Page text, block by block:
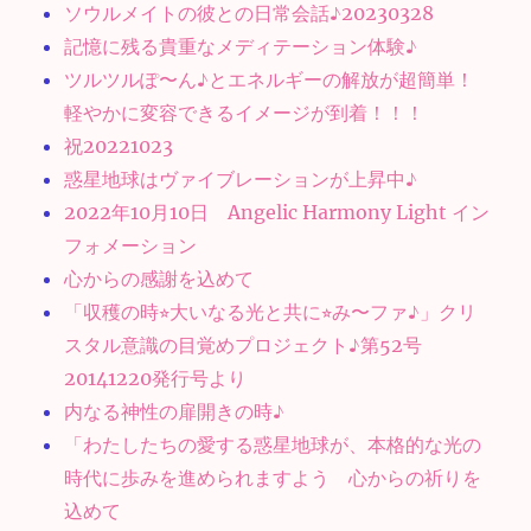
ソウルメイトの彼との日常会話♪20230328
記憶に残る貴重なメディテーション体験♪
ツルツルぽ〜ん♪とエネルギーの解放が超簡単！
軽やかに変容できるイメージが到着！！！
祝20221023
惑星地球はヴァイブレーションが上昇中♪
2022年10月10日 Angelic Harmony Light イン
フォメーション
心からの感謝を込めて
「収穫の時⭐︎大いなる光と共に⭐︎み〜ファ♪」クリ
スタル意識の目覚めプロジェクト♪第52号
20141220発行号より
内なる神性の扉開きの時♪
「わたしたちの愛する惑星地球が、本格的な光の
時代に歩みを進められますよう 心からの祈りを
込めて